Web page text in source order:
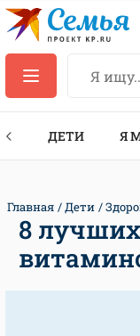
ДЕТИ Я
Главная Дети
8